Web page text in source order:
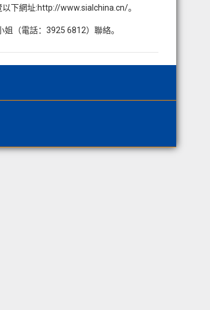
下網址:http://www.sialchina.cn/。
（電話：3925 6812）聯絡。